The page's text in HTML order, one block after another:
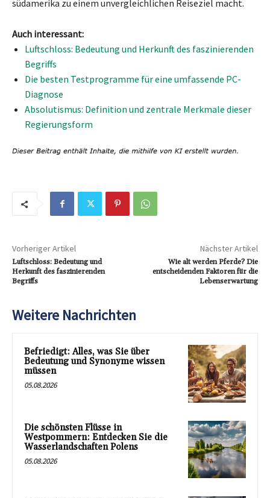
südamerika zu einem unvergleichlichen Reiseziel macht.
Auch interessant:
Luftschloss: Bedeutung und Herkunft des faszinierenden
Begriffs
Die besten Testprogramme für eine umfassende PC-
Diagnose
Absolutismus: Definition und zentrale Merkmale dieser
Regierungsform
Vorheriger Artikel
Luftschloss: Bedeutung und
Herkunft des faszinierenden
Begriffs
Nächster Artikel
Wie alt werden Pferde? Die
entscheidenden Faktoren für die
Lebenserwartung
Weitere Nachrichten
Befriedigt: Alles, was Sie über
Bedeutung und Synonyme wissen
müssen
05.08.2026
Die schönsten Flüsse in
Westpommern: Entdecken Sie die
Wasserlandschaften Polens
05.08.2026